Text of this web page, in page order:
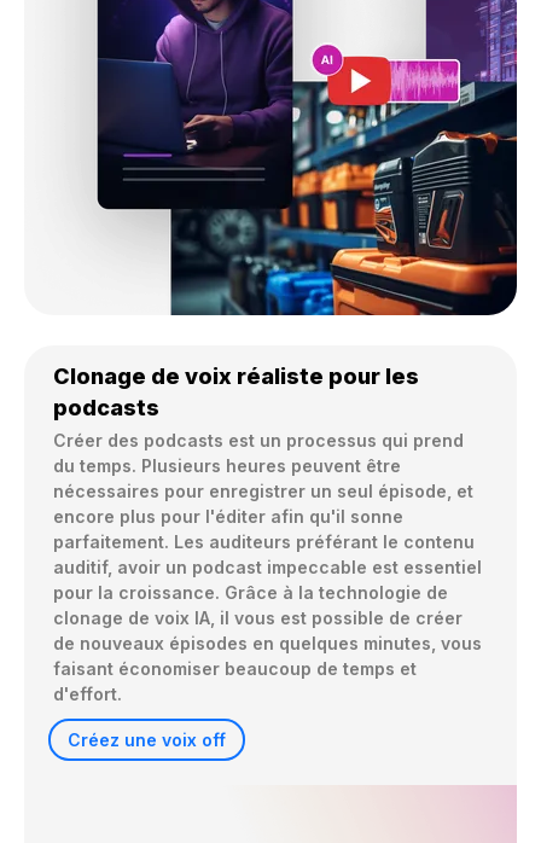
Clonage de voix réaliste pour les
podcasts
Créer des podcasts est un processus qui prend
du temps. Plusieurs heures peuvent être
nécessaires pour enregistrer un seul épisode, et
encore plus pour l'éditer afin qu'il sonne
parfaitement. Les auditeurs préférant le contenu
auditif, avoir un podcast impeccable est essentiel
pour la croissance. Grâce à la technologie de
clonage de voix IA, il vous est possible de créer
de nouveaux épisodes en quelques minutes, vous
faisant économiser beaucoup de temps et
d'effort.
Créez une voix off